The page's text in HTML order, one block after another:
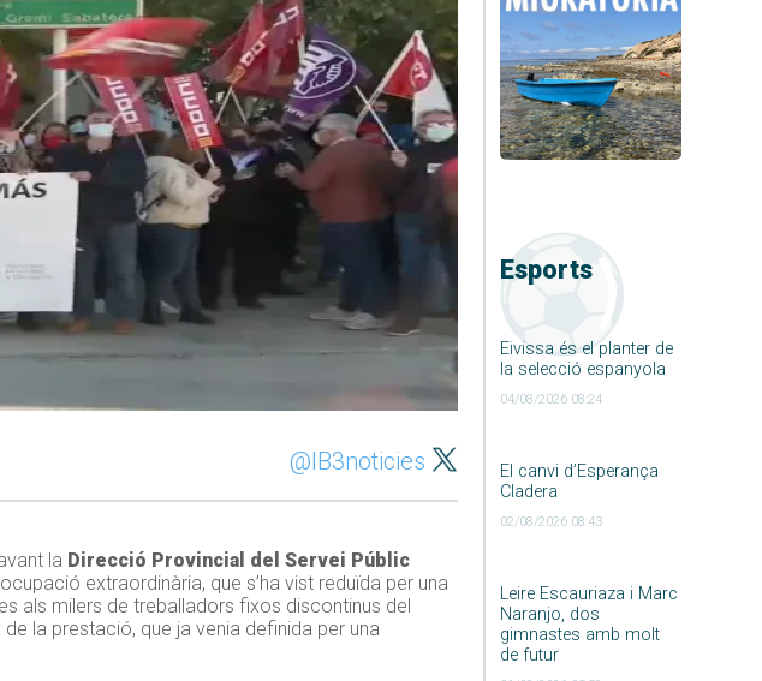
Esports
Eivissa és el planter de
la selecció espanyola
04/08/2026 08:24
El canvi d’Esperança
Cladera
02/08/2026 08:43
Leire Escauriaza i Marc
Naranjo, dos
gimnastes amb molt
de futur
@IB3noticies
la Direcció Provincial del Servei Públic
extraordinària, que s’ha vist reduïda per una
als milers de treballadors fixos discontinus del
la prestació, que ja venia definida per una